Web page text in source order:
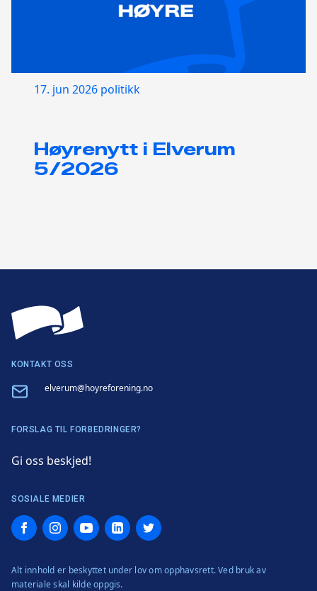
17. jun 2026 politikk
Høyrenytt i Elverum
5/2026
KONTAKT OSS
Email elverum@hoyreforening.no
FORSLAG TIL FORBEDRINGER?
Gi oss beskjed!
SOSIALE MEDIER
FacebookInstagramYouTubeLinkedInTwitter
Alt innhold er beskyttet under lov om opphavsrett. Ved bruk av
materiale skal kilde oppgis.